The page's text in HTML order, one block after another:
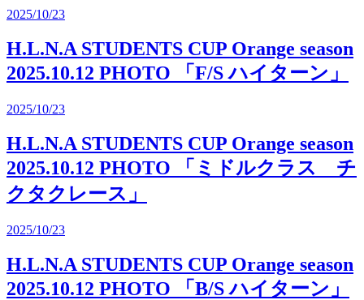
2025/10/23
H.L.N.A STUDENTS CUP Orange season
2025.10.12 PHOTO 「F/S ハイターン」
2025/10/23
H.L.N.A STUDENTS CUP Orange season
2025.10.12 PHOTO 「ミドルクラス チ
クタクレース」
2025/10/23
H.L.N.A STUDENTS CUP Orange season
2025.10.12 PHOTO 「B/S ハイターン」